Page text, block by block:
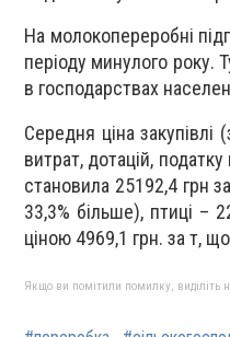
На молокопереробні
періоду минулого року.
в господарствах
Середня ціна
витрат, дотацій, податку
становила 25192,4 грн
33,3% більше), птиці –
ціною 4969,1 грн. за т,
Якщо ви помітили помилку, виділіть